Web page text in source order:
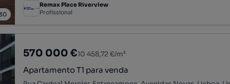
Remax Place Riverview
Profissional
570 000 €10 458,72 €/m²
Apartamento T1 para venda